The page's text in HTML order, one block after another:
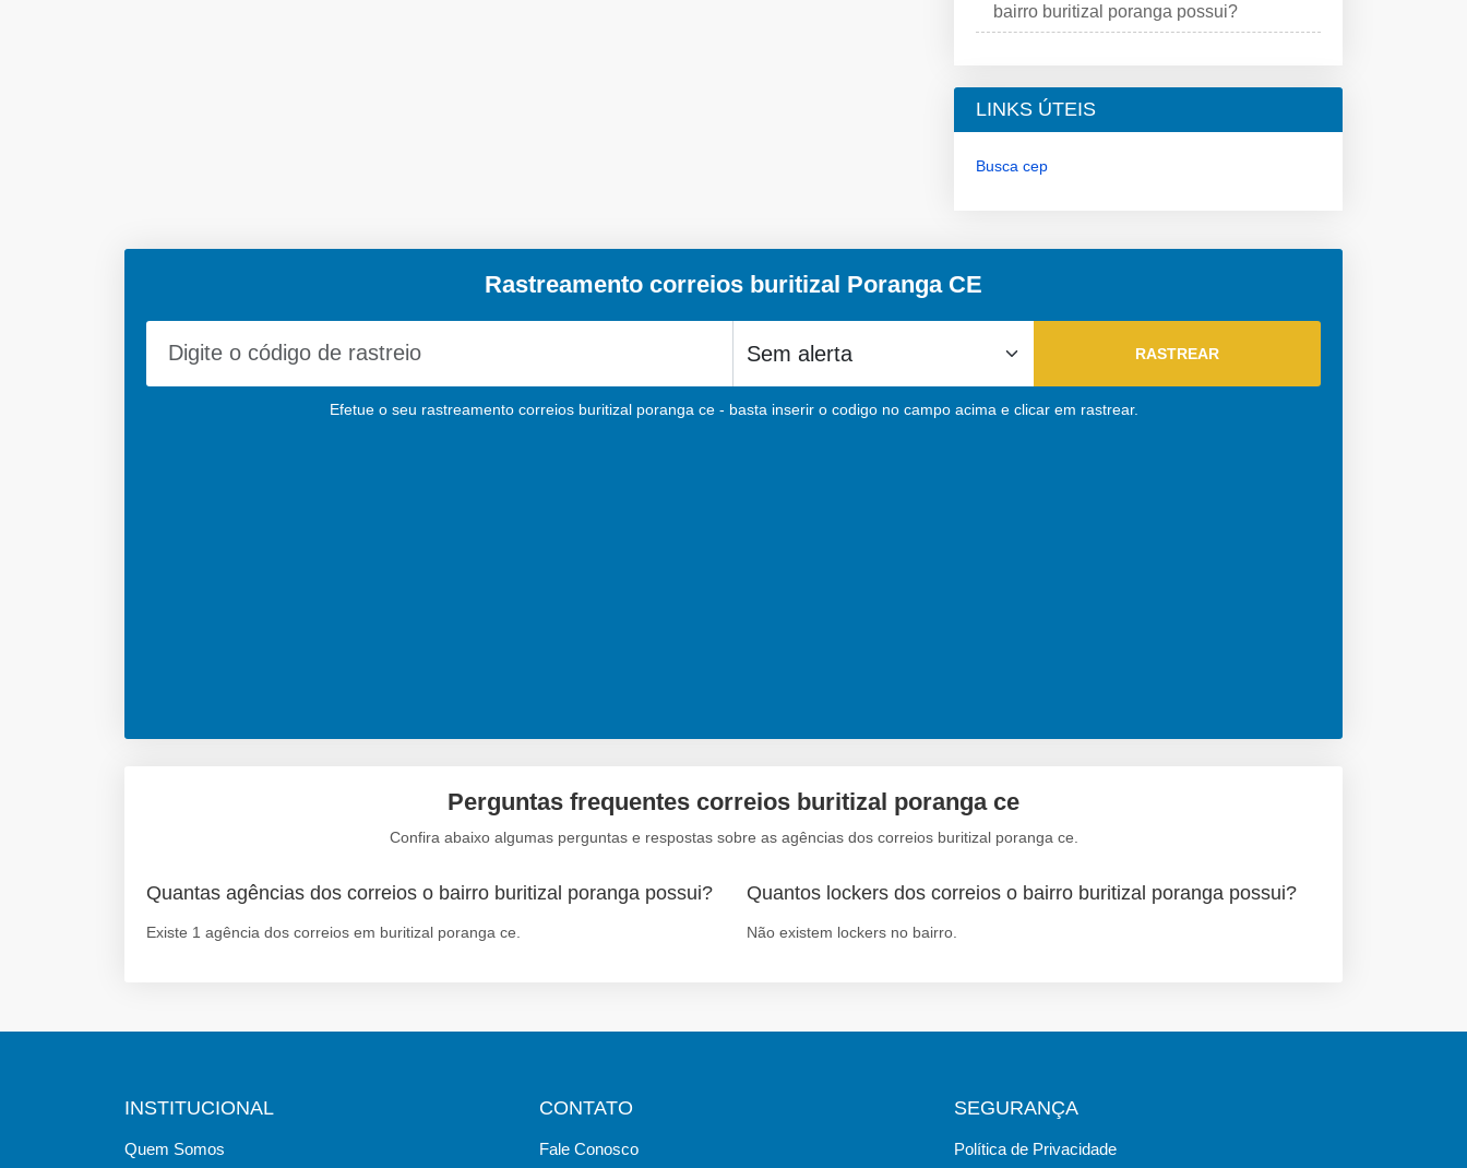
bairro buritizal poranga possui?
LINKS ÚTEIS
Busca cep
Rastreamento correios buritizal Poranga CE
Efetue o seu rastreamento correios buritizal poranga ce - basta inserir o codigo no campo acima e clicar em rastrear.
Perguntas frequentes correios buritizal poranga ce
Confira abaixo algumas perguntas e respostas sobre as agências dos correios buritizal poranga ce.
Quantas agências dos correios o bairro buritizal poranga possui?
Existe 1 agência dos correios em buritizal poranga ce.
Quantos lockers dos correios o bairro buritizal poranga possui?
Não existem lockers no bairro.
INSTITUCIONAL
Quem Somos
CONTATO
Fale Conosco
SEGURANÇA
Política de Privacidade